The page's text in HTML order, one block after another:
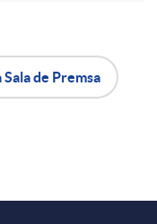
de Premsa